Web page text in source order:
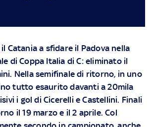
Catania a sfidare il Padova nella
di Coppa Italia di C: eliminato il
Nella semifinale di ritorno, in uno
tutto esaurito davanti a 20mila
i gol di Cicerelli e Castellini. Finali
il 19 marzo e il 2 aprile. Col